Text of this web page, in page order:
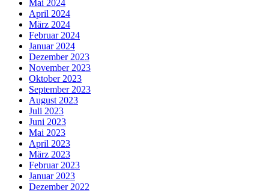
Mai 2024
April 2024
März 2024
Februar 2024
Januar 2024
Dezember 2023
November 2023
Oktober 2023
September 2023
August 2023
Juli 2023
Juni 2023
Mai 2023
April 2023
März 2023
Februar 2023
Januar 2023
Dezember 2022